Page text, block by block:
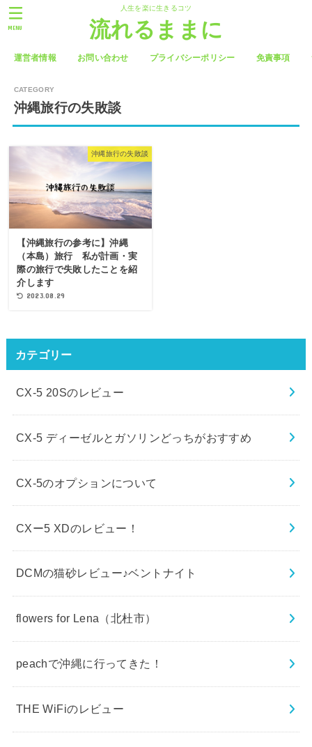
人生を楽に生きるコツ
流れるままに
運営者情報 お問い合わせ プライバシーポリシー 免責事項
MENU
沖縄旅行の失敗談
沖縄旅行の失敗談
【沖縄旅行の参考に】沖縄
（本島）旅行 私が計画・実
際の旅行で失敗したことを紹
介します
2023.08.29
カテゴリー
CX-5 20Sのレビュー
CX-5 ディーゼルとガソリンどっちがおすすめ
CX-5のオプションについて
CXー5 XDのレビュー！
DCMの猫砂レビュー♪ベントナイト
flowers for Lena（北杜市）
peachで沖縄に行ってきた！
THE WiFiのレビュー